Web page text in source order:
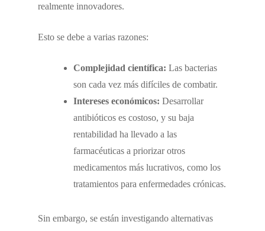
realmente innovadores.
Esto se debe a varias razones:
Complejidad científica: Las bacterias
son cada vez más difíciles de combatir.
Intereses económicos: Desarrollar
antibióticos es costoso, y su baja
rentabilidad ha llevado a las
farmacéuticas a priorizar otros
medicamentos más lucrativos, como los
tratamientos para enfermedades crónicas.
Sin embargo, se están investigando alternativas